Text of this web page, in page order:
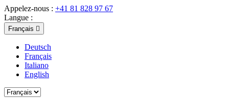
Appelez-nous : +41 81 828 97 67
Langue :
Français 
Deutsch
Français
Italiano
English